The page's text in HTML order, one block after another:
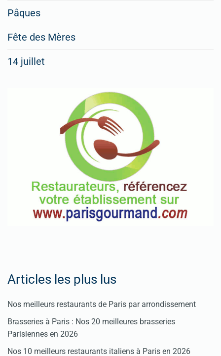
Pâques
Fête des Mères
14 juillet
Articles les plus lus
Nos meilleurs restaurants de Paris par arrondissement
Brasseries à Paris : Nos 20 meilleures brasseries
Parisiennes en 2026
Nos 10 meilleurs restaurants italiens à Paris en 2026